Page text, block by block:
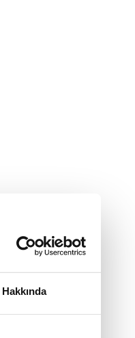
Hakkında